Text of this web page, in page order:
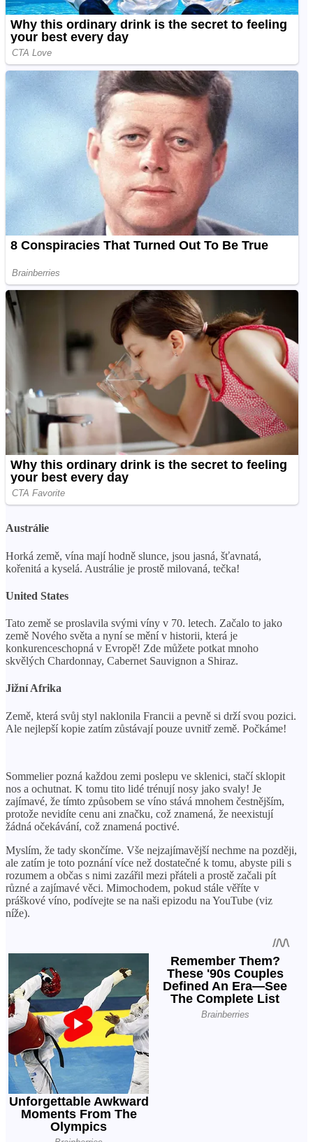
Austrálie
Horká země, vína mají hodně slunce, jsou jasná, šťavnatá,
kořenitá a kyselá. Austrálie je prostě milovaná, tečka!
United States
Tato země se proslavila svými víny v 70. letech. Začalo to jako
země Nového světa a nyní se mění v historii, která je
konkurenceschopná v Evropě! Zde můžete potkat mnoho
skvělých Chardonnay, Cabernet Sauvignon a Shiraz.
Jižní Afrika
Země, která svůj styl naklonila Francii a pevně si drží svou pozici.
Ale nejlepší kopie zatím zůstávají pouze uvnitř země. Počkáme!
Sommelier pozná každou zemi poslepu ve sklenici, stačí sklopit
nos a ochutnat. K tomu tito lidé trénují nosy jako svaly! Je
zajímavé, že tímto způsobem se víno stává mnohem čestnějším,
protože nevidíte cenu ani značku, což znamená, že neexistují
žádná očekávání, což znamená poctivé.
Myslím, že tady skončíme. Vše nejzajímavější nechme na později,
ale zatím je toto poznání více než dostatečné k tomu, abyste pili s
rozumem a občas s nimi zazářil mezi přáteli a prostě začali pít
různé a zajímavé věci. Mimochodem, pokud stále věříte v
práškové víno, podívejte se na naši epizodu na YouTube (viz
níže).